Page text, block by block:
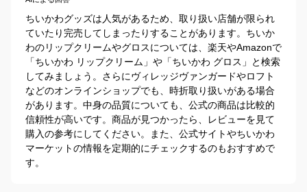
ちいかわグッズは人気があるため、取り扱い店舗が限られ
ていたり完売してしまったりすることがあります。ちいか
わのリップクリームやグロスについては、楽天やAmazonで
「ちいかわ リップクリーム」や「ちいかわ グロス」と検索
してみましょう。さらにヴィレッジヴァンガードやロフト
などのオンラインショップでも、時折取り扱いがある場合
があります。中身の品質についても、公式の商品は比較的
信頼性が高いです。商品が見つかったら、レビューを見て
購入の参考にしてください。また、公式サイトやちいかわ
マーケットの情報を定期的にチェックするのもおすすめで
す。